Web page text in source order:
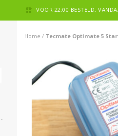
VOOR 22:00 BESTELD,
Home / Tecmate Optimate 5